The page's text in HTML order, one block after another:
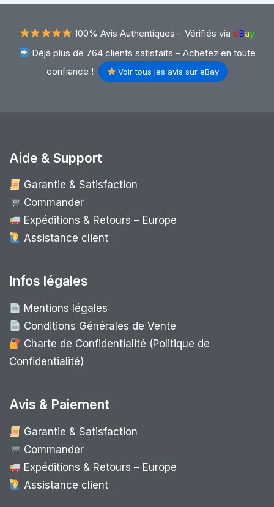
100% Avis Authentiques – Vérifiés via eBay
Déjà plus de 764 clients satisfaits – Achetez en toute
confiance !
Voir tous les avis sur eBay
Aide & Support
Garantie & Satisfaction
Commander
Expéditions & Retours – Europe
Assistance client
Infos légales
Mentions légales
Conditions Générales de Vente
Charte de Confidentialité (Politique de
Confidentialité)
Avis & Paiement
Garantie & Satisfaction
Commander
Expéditions & Retours – Europe
Assistance client